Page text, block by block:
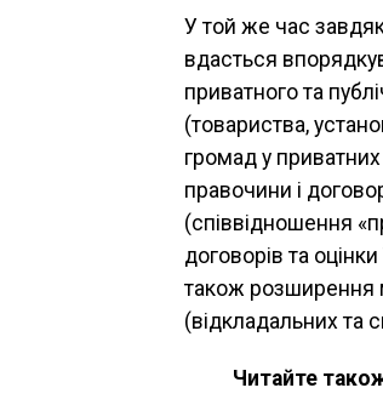
У той же час
вдасться
приватного та
(товариства,
громад у
правочини і
(співвідношення
договорів та
також розширення
(відкладальних та
Читайте